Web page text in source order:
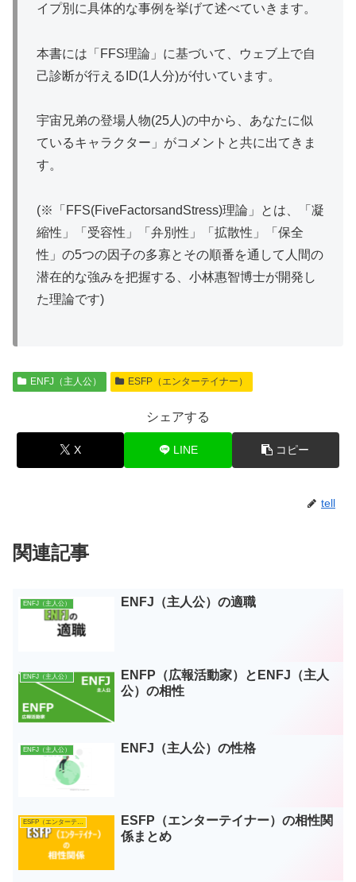
イプ別に具体的な事例を挙げて述べていきます。
本書には「FFS理論」に基づいて、ウェブ上で自
己診断が行えるID(1人分)が付いています。
宇宙兄弟の登場人物(25人)の中から、あなたに似
ているキャラクター」がコメントと共に出てきま
す。
(※「FFS(FiveFactorsandStress)理論」とは、「凝
縮性」「受容性」「弁別性」「拡散性」「保全
性」の5つの因子の多寡とその順番を通して人間の
潜在的な強みを把握する、小林惠智博士が開発し
た理論です)
ENFJ（主人公） ESFP（エンターテイナー）
シェアする
X LINE コピー
tell
関連記事
ENFJ（主人公） ENFJ（主人公）の適職
ENFJ（主人公）
ENFP（広報活動家）とENFJ（主人
公）の相性
ENFJ（主人公） ENFJ（主人公）の性格
ESFP（エンターテイナー）
ESFP（エンターテイナー）の相性関
係まとめ